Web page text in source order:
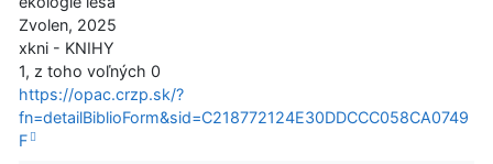
Zvolen, 2025
xkni - KNIHY
1, z toho voľných 0
https://opac.crzp.sk/?
fn=detailBiblioForm&sid=C218772124E30DDCCC058CA0749
F